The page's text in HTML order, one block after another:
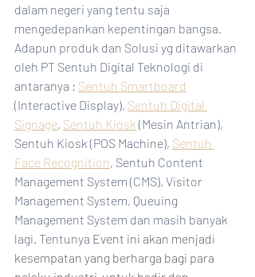
dalam negeri yang tentu saja
mengedepankan kepentingan bangsa.
Adapun produk dan Solusi yg ditawarkan
oleh PT Sentuh Digital Teknologi di
antaranya : Sentuh Smartboard
(Interactive Display), Sentuh Digital
Signage, Sentuh Kiosk (Mesin Antrian),
Sentuh Kiosk (POS Machine), Sentuh
Face Recognition, Sentuh Content
Management System (CMS), Visitor
Management System, Queuing
Management System dan masih banyak
lagi. Tentunya Event ini akan menjadi
kesempatan yang berharga bagi para